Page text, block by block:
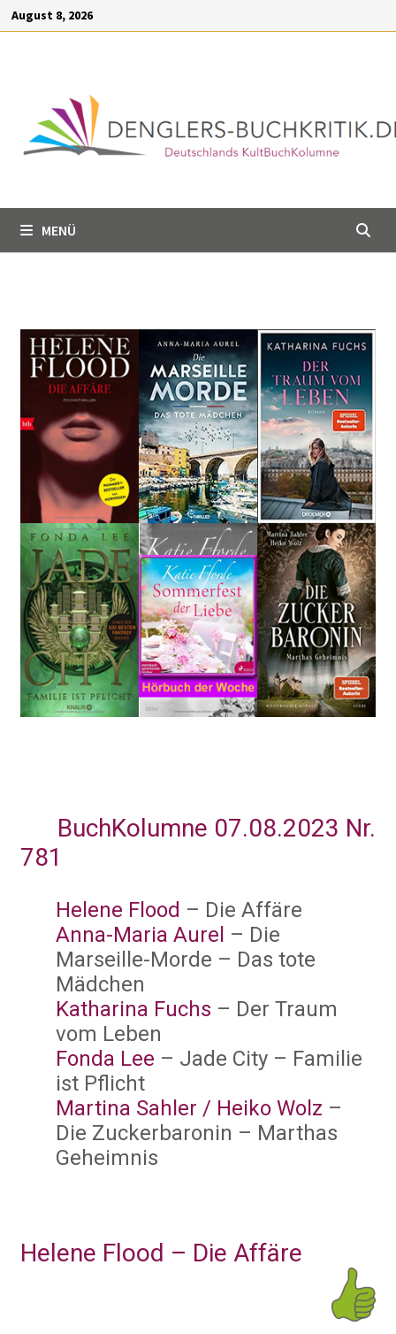
springen
August 8, 2026
MENÜ
BuchKolumne 07.08.2023 Nr.
781
Helene Flood – Die Affäre
Anna-Maria Aurel – Die
Marseille-Morde – Das tote
Mädchen
Katharina Fuchs – Der Traum
vom Leben
Fonda Lee – Jade City – Familie
ist Pflicht
Martina Sahler / Heiko Wolz –
Die Zuckerbaronin – Marthas
Geheimnis
Helene Flood – Die Affäre